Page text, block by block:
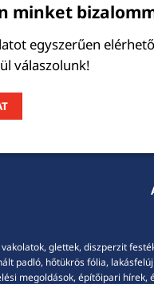
minket
egyszerűen
válaszolunk!
glettek, diszperzit
padló, hőtükrös fólia,
megoldások, építőipari